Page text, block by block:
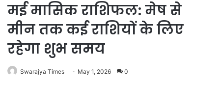
मई मासिक राशिफल: मेष से
मीन तक कई राशियों के लिए
रहेगा शुभ समय
Swarajya Times May 1, 2026 0